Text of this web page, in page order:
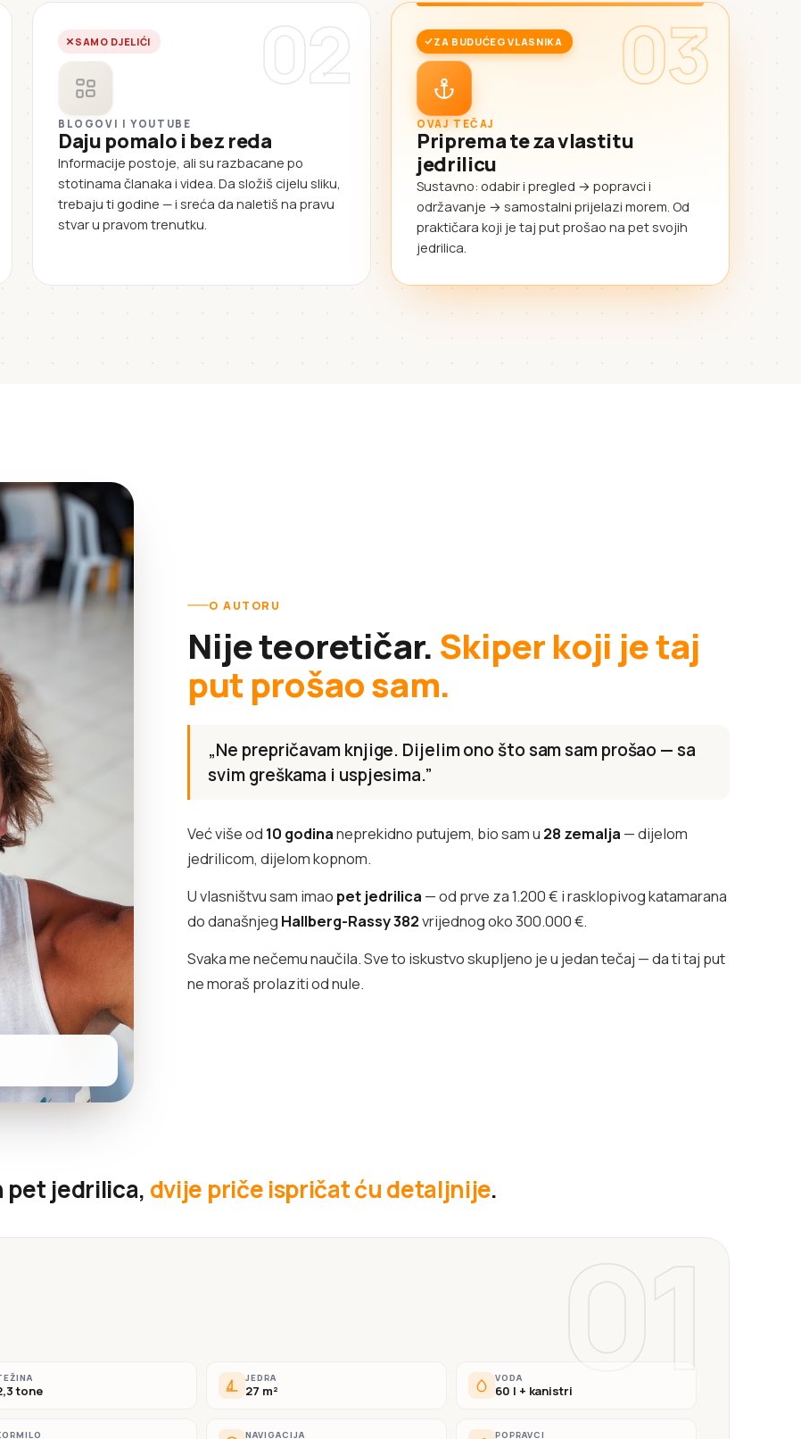
02
SAMO DJELIĆI
BLOGOVI I YOUTUBE
Daju pomalo i bez reda
Informacije postoje, ali su razbacane po
stotinama članaka i videa. Da složiš cijelu sliku,
trebaju ti godine — i sreća da naletiš na pravu
stvar u pravom trenutku.
03
ZA BUDUĆEG VLASNIKA
OVAJ TEČAJ
Priprema te za vlastitu
jedrilicu
Sustavno: odabir i pregled → popravci i
održavanje → samostalni prijelazi morem. Od
praktičara koji je taj put prošao na pet svojih
jedrilica.
O AUTORU
Nije teoretičar. Skiper koji je taj
put prošao sam.
„Ne prepričavam knjige. Dijelim ono što sam sam prošao — sa
svim greškama i uspjesima.”
Već više od 10 godinaneprekidno putujem, bio sam u 28 zemalja — dijelom
jedrilicom, dijelom kopnom.
U vlasništvu sam imao pet jedrilica — od prve za 1.200 € i rasklopivog katamarana
do današnjeg Hallberg-Rassy 382vrijednog oko 300.000 €.
Svaka me nečemu naučila. Sve to iskustvo skupljeno je u jedan tečaj — da ti taj put
ne moraš prolaziti od nule.
pet jedrilica, dvije priče ispričat ću detaljnije.
01
tone
JEDRA
27 m²
VODA
60 l + kanistri
NAVIGACIJA POPRAVCI